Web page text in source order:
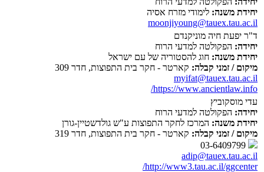
יחידת משנה: לימודי מזרח אסיה
moonjiyoung@tauex.tau.ac.il
ד"ר יפעת חיה מוניקנדם
יחידה: הפקולטה למדעי הרוח
יחידת משנה: חוג להסטוריה של עם ישראל
מיקום / זמני קבלה: קארטר - חקר בית התפוצות, חדר 309
myifat@tauex.tau.ac.il
https://www.ancientlaw.info/
עדי מוסקוביץ
יחידה: הפקולטה למדעי הרוח
יחידת משנה: המרכז לחקר התפוצות ע"ש גולדשטיין-גורן
מיקום / זמני קבלה: קארטר - חקר בית התפוצות, חדר 319
adip@tauex.tau.ac.il
http://www3.tau.ac.il/ggcenter/